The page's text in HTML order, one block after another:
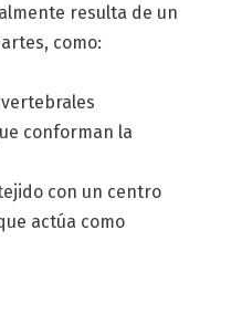
resulta de un
como:
conforman la
con un centro
actúa como